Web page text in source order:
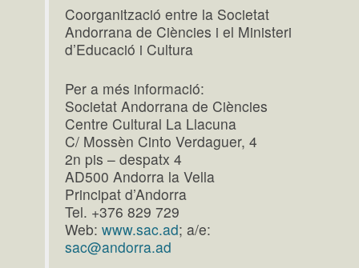
Coorganització entre la Societat
Andorrana de Ciències i el Ministeri
d’Educació i Cultura
Per a més informació:
Societat Andorrana de Ciències
Centre Cultural La Llacuna
C/ Mossèn Cinto Verdaguer, 4
2n pis – despatx 4
AD500 Andorra la Vella
Principat d’Andorra
Tel. +376 829 729
Web:www.sac.ad; a/e:
sac@andorra.ad